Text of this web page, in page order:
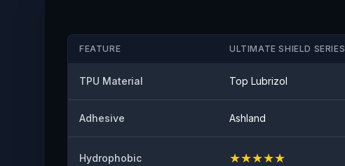
FEATURE ULTIMATE SHIELD SERIES
TPU Material Top Lubrizol
Adhesive Ashland
Hydrophobic ★★★★★